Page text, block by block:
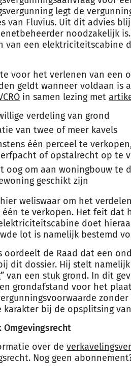
legt de
van Fluvius. Uit dit advies
noodzakelijk
van een elektriciteitscabine
voor het verlenen van een
geldt wanneer voldaan is
in samen lezing met
verdeling van grond
van twee of meer kavels
één perceel te
of opstalrecht op te
oog om aan woningbouw te
geschikt zijn
weliswaar om het
één te verkopen. Het feit dat
doet
lot is namelijk bestemd
oordeelt de Raad dat een
dit dossier. Hij stelt
van een stuk grond. In dit
grondafstand voor het
karakter bij de opsplitsing
Omgevingsrecht
over de
Nog geen